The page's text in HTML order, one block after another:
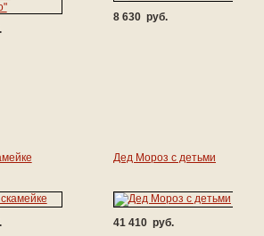
8 630 руб.
Дед Мороз с детьми
41 410 руб.